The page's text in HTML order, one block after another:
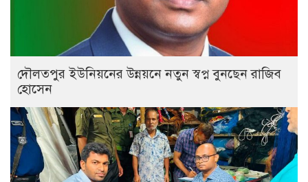
দৌলতপুর ইউনিয়নের উন্নয়নে নতুন স্বপ্ন বুনছেন রাজিব
হোসেন